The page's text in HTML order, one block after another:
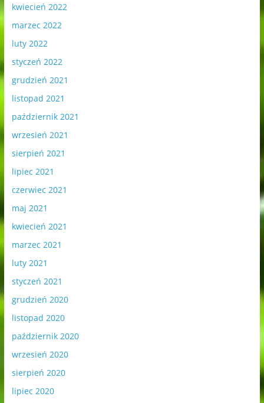
kwiecień 2022
marzec 2022
luty 2022
styczeń 2022
grudzień 2021
listopad 2021
październik 2021
wrzesień 2021
sierpień 2021
lipiec 2021
czerwiec 2021
maj 2021
kwiecień 2021
marzec 2021
luty 2021
styczeń 2021
grudzień 2020
listopad 2020
październik 2020
wrzesień 2020
sierpień 2020
lipiec 2020